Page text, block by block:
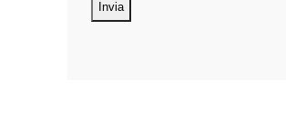
oggetto di trattamento i Suoi dati